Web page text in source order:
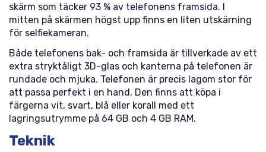
skärm som täcker 93 % av telefonens framsida. I
mitten på skärmen högst upp finns en liten utskärning
för selfiekameran.
Både telefonens bak- och framsida är tillverkade av ett
extra stryktåligt 3D-glas och kanterna på telefonen är
rundade och mjuka. Telefonen är precis lagom stor för
att passa perfekt i en hand. Den finns att köpa i
färgerna vit, svart, blå eller korall med ett
lagringsutrymme på 64 GB och 4 GB RAM.
Teknik